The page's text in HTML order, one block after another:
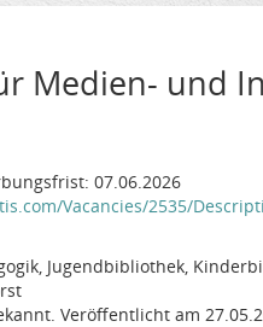
Medien- und
07.06.2026
Vacancies/2535/
Jugendbibliothek,
Veröffentlicht am